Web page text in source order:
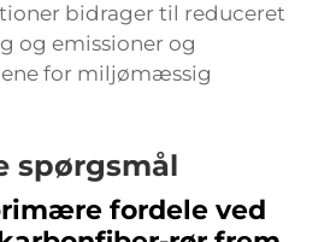
bidrager til reduceret
og emissioner og
for miljømæssig
spørgsmål
fordele ved